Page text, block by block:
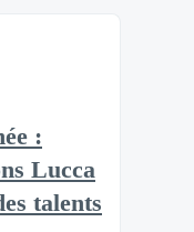
:
Lucca
talents